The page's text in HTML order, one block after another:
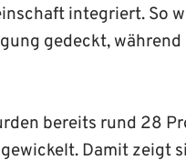
integriert. So
gedeckt,
bereits rund 28
Damit zeigt